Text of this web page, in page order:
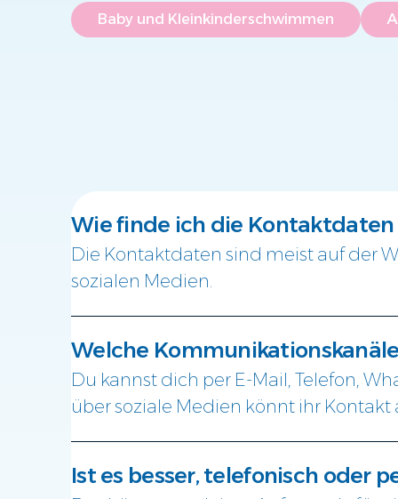
Baby und Kleinkinderschwimmen
Wie finde ich die
Die Kontaktdaten sind meist auf der
sozialen Medien.
Welche
Du kannst dich per E-Mail, Telefon,
über soziale Medien könnt ihr
Ist es besser, telefonisch oder